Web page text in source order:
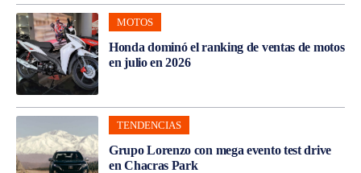
MOTOS
Honda dominó el ranking de ventas de motos
en julio en 2026
TENDENCIAS
Grupo Lorenzo con mega evento test drive
en Chacras Park